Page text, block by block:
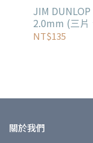
JIM
2.0mm (三片
NT$135
關於我們